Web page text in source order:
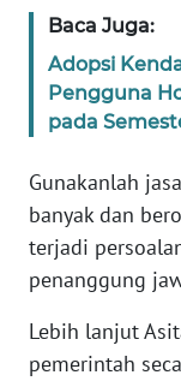
Baca Juga:
Adopsi
Pengguna
pada
Gunakanlah
banyak dan
terjadi
penanggung
Lebih lanjut
pemerintah
DISCLAIMER
Wahana
Regional
WN
SUMUT
WN
JAKARTA